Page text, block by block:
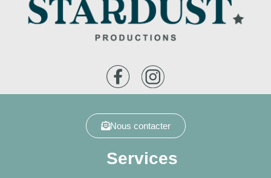
Nous contacter
Services